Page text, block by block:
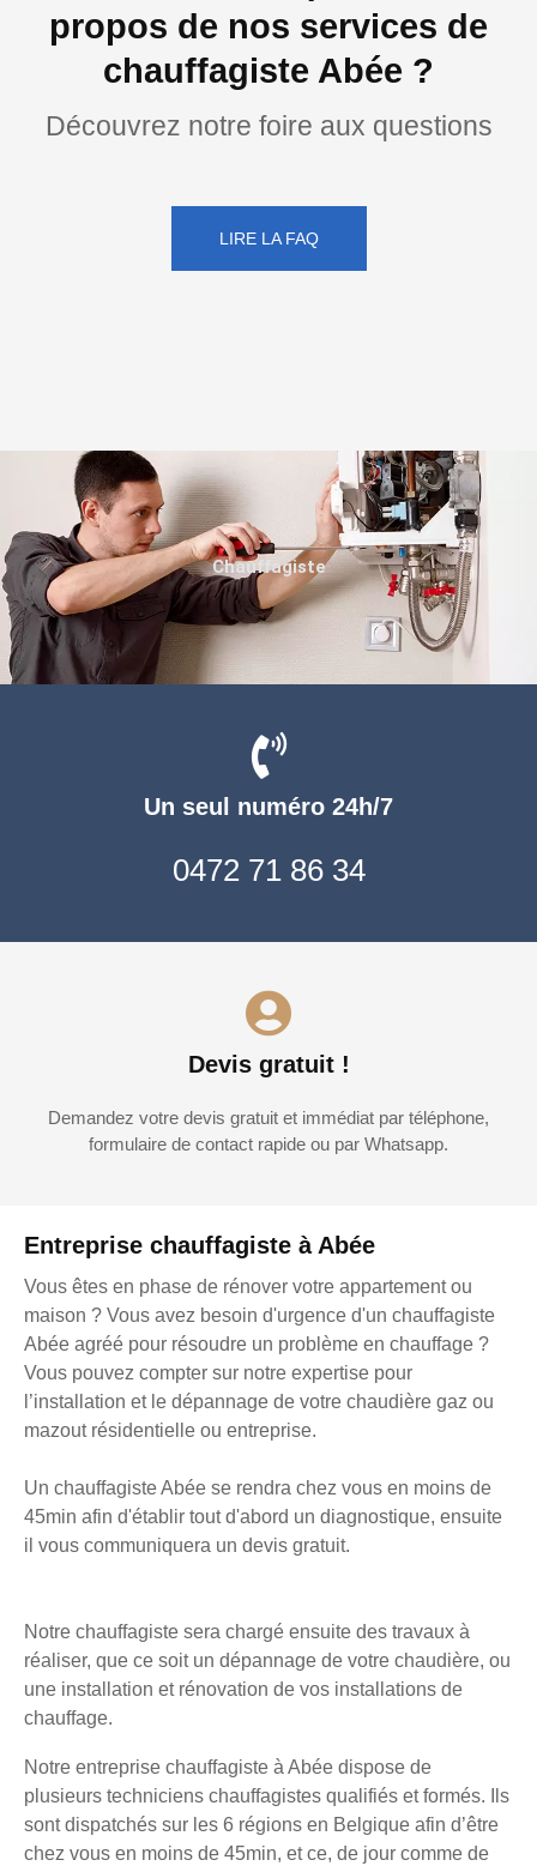
propos de nos services de
chauffagiste Abée ?
Découvrez notre foire aux questions
LIRE LA FAQ
Entreprise chauffagiste à Abée
Vous êtes en phase de rénover votre appartement ou
maison ? Vous avez besoin d'urgence d'un chauffagiste
Abée agréé pour résoudre un problème en chauffage ?
Vous pouvez compter sur notre expertise pour
l’installation et le dépannage de votre chaudière gaz ou
mazout résidentielle ou entreprise.
Un chauffagiste Abée se rendra chez vous en moins de
45min afin d'établir tout d'abord un diagnostique, ensuite
il vous communiquera un devis gratuit.
Notre chauffagiste sera chargé ensuite des travaux à
réaliser, que ce soit un dépannage de votre chaudière, ou
une installation et rénovation de vos installations de
chauffage.
Notre entreprise chauffagiste à Abée dispose de
plusieurs techniciens chauffagistes qualifiés et formés. Ils
sont dispatchés sur les 6 régions en Belgique afin d’être
chez vous en moins de 45min, et ce, de jour comme de
Un seul numéro 24h/7
0472 71 86 34
Devis gratuit !
Demandez votre devis gratuit et immédiat par téléphone,
formulaire de contact rapide ou par Whatsapp.
Chauffagiste